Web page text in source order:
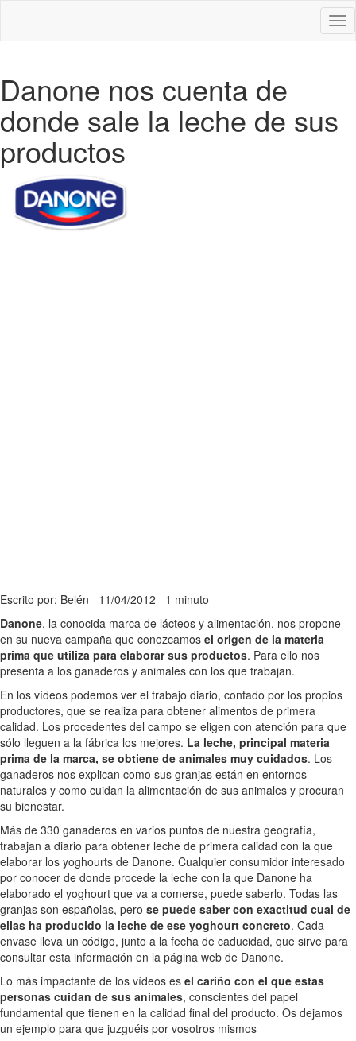
Danone nos cuenta de
donde sale la leche de sus
productos
Escrito por: Belén 11/04/2012 1 minuto
Danone, la conocida marca de lácteos y alimentación, nos propone
en su nueva campaña que conozcamos el origen de la materia
prima que utiliza para elaborar sus productos. Para ello nos
presenta a los ganaderos y animales con los que trabajan.
En los vídeos podemos ver el trabajo diario, contado por los propios
productores, que se realiza para obtener alimentos de primera
calidad. Los procedentes del campo se eligen con atención para que
sólo lleguen a la fábrica los mejores. La leche, principal materia
prima de la marca, se obtiene de animales muy cuidados. Los
ganaderos nos explican como sus granjas están en entornos
naturales y como cuidan la alimentación de sus animales y procuran
su bienestar.
Más de 330 ganaderos en varios puntos de nuestra geografía,
trabajan a diario para obtener leche de primera calidad con la que
elaborar los yoghourts de Danone. Cualquier consumidor interesado
por conocer de donde procede la leche con la que Danone ha
elaborado el yoghourt que va a comerse, puede saberlo. Todas las
granjas son españolas, pero se puede saber con exactitud cual de
ellas ha producido la leche de ese yoghourt concreto. Cada
envase lleva un código, junto a la fecha de caducidad, que sirve para
consultar esta información en la página web de Danone.
Lo más impactante de los vídeos es el cariño con el que estas
personas cuidan de sus animales, conscientes del papel
fundamental que tienen en la calidad final del producto. Os dejamos
un ejemplo para que juzguéis por vosotros mismos